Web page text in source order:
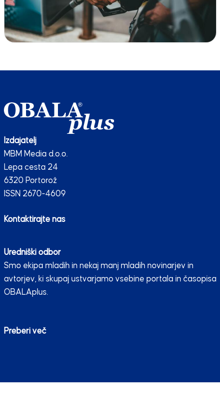
Izdajatelj
MBM Media d.o.o.
Lepa cesta 24
6320 Portorož
ISSN 2670-4609
Kontaktirajte nas
Uredniški odbor
Smo ekipa mladih in nekaj manj mladih novinarjev in
avtorjev, ki skupaj ustvarjamo vsebine portala in časopisa
OBALAplus.
Preberi več